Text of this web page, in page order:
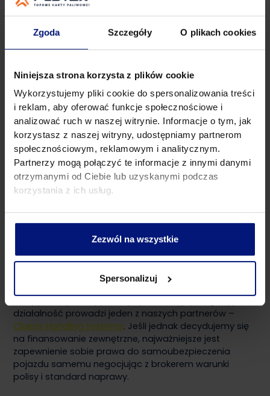
Zgoda Szczegóły O plikach cookies
Niniejsza strona korzysta z plików cookie
Wykorzystujemy pliki cookie do spersonalizowania treści
i reklam, aby oferować funkcje społecznościowe i
analizować ruch w naszej witrynie. Informacje o tym, jak
korzystasz z naszej witryny, udostępniamy partnerom
społecznościowym, reklamowym i analitycznym.
Partnerzy mogą połączyć te informacje z innymi danymi
otrzymanymi od Ciebie lub uzyskanymi podczas
korzystania z ich usług.
Zezwól na wszystkie
Spersonalizuj
Warto też zwrócić uwagę czy z umowy nie wynika, że
firma finansująca samochód ma jako jego właściciel
nieograniczone prawo do ustalania zasad naprawy.
Wysoka szkodowość może spowodować wzrost
stawek ubezpieczeniowych, a nawet odmowę
ubezpieczania przez towarzystwa ubezpieczeniowe.
W jaki sposób można uniknąć powyższych zagrożeń?
Zdaniem Opiekuna biznesowego Flotex
najkorzystniejsze rozwiązanie to zdecydowanie się na
ubezpieczenie z 70% wkładem własnym. W takim
przypadku, towarzystwo ubezpieczeniowe pokrywa
zarówno kradzież jak i szkodę całkowitą pojazdu. Coraz
więcej firm decyduje się na tę opcję z uwagi na duże
oszczędności. Odpowiednio przeprowadzona
optymalizacja obsługi szkód może pomóc
przedsiębiorcom zaoszczędzić nawet 1 000 zł rocznie
Decydując się na takie rozwiązanie warto nawiązać
współpracę z ekspertami, którzy przygotują dla naszej
firmy profesjonalny plan optymalizacyjny. Tego typu
działalność prowadzi jeden z naszych partnerów –
Claims Handling Systems. Jeśli jednak decydujemy się
na finansowanie zewnętrzne, najważniejsze jest
zapewnienie sobie prawa do samoubezpieczenia
pojazdu samemu negocjując z brokerem warunki
polisy i standard naprawy.